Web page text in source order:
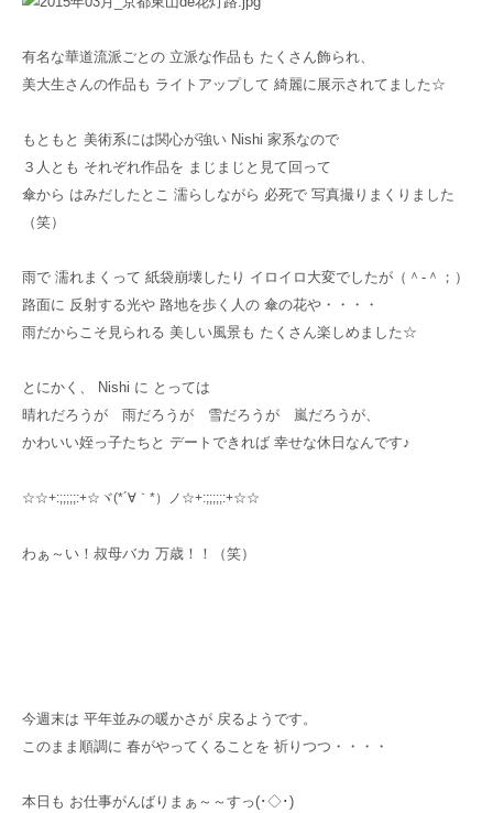
有名な華道流派ごとの 立派な作品も たくさん飾られ、
美大生さんの作品も ライトアップして 綺麗に展示されてました☆
もともと 美術系には関心が強い Nishi 家系なので
３人とも それぞれ作品を まじまじと見て回って
傘から はみだしたとこ 濡らしながら 必死で 写真撮りまくりました
（笑）
雨で 濡れまくって 紙袋崩壊したり イロイロ大変でしたが（＾-＾；）
路面に 反射する光や 路地を歩く人の 傘の花や・・・・
雨だからこそ見られる 美しい風景も たくさん楽しめました☆
とにかく、 Nishi に とっては
晴れだろうが 雨だろうが 雪だろうが 嵐だろうが、
かわいい姪っ子たちと デートできれば 幸せな休日なんです♪
☆☆+:;;;;;:+☆ヾ(*´∀｀*）ノ☆+:;;;;;:+☆☆
わぁ～い！叔母バカ 万歳！！（笑）
今週末は 平年並みの暖かさが 戻るようです。
このまま順調に 春がやってくることを 祈りつつ・・・・
本日も お仕事がんばりまぁ～～すっ(･◇･)ゞ